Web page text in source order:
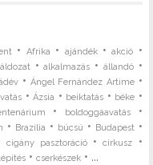
• Afrika • ajándék•akció •
áldozat •alkalmazás • állandó•
•Ángel Fernández Artime•
•Ázsia • beiktatás • béke •
• boldoggáavatás•
• Brazília • búcsú • Budapest •
cigány pasztoráció•cirkusz •
•cserkészek • ...